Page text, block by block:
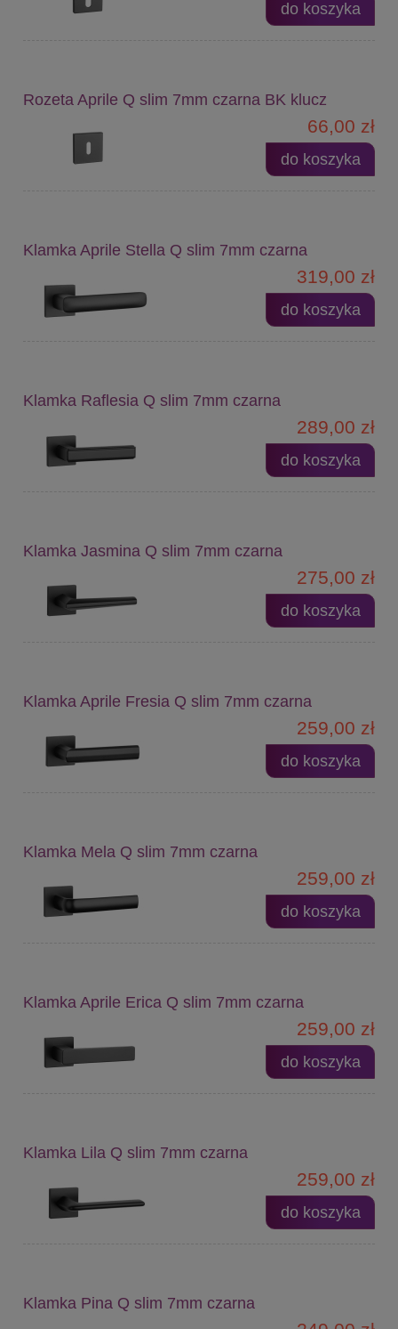
do koszyka
Rozeta Aprile Q slim 7mm czarna BK klucz
66,00 zł
do koszyka
Klamka Aprile Stella Q slim 7mm czarna
319,00 zł
do koszyka
Klamka Raflesia Q slim 7mm czarna
289,00 zł
do koszyka
Klamka Jasmina Q slim 7mm czarna
275,00 zł
do koszyka
Klamka Aprile Fresia Q slim 7mm czarna
259,00 zł
do koszyka
Klamka Mela Q slim 7mm czarna
259,00 zł
do koszyka
Klamka Aprile Erica Q slim 7mm czarna
259,00 zł
do koszyka
Klamka Lila Q slim 7mm czarna
259,00 zł
do koszyka
Klamka Pina Q slim 7mm czarna